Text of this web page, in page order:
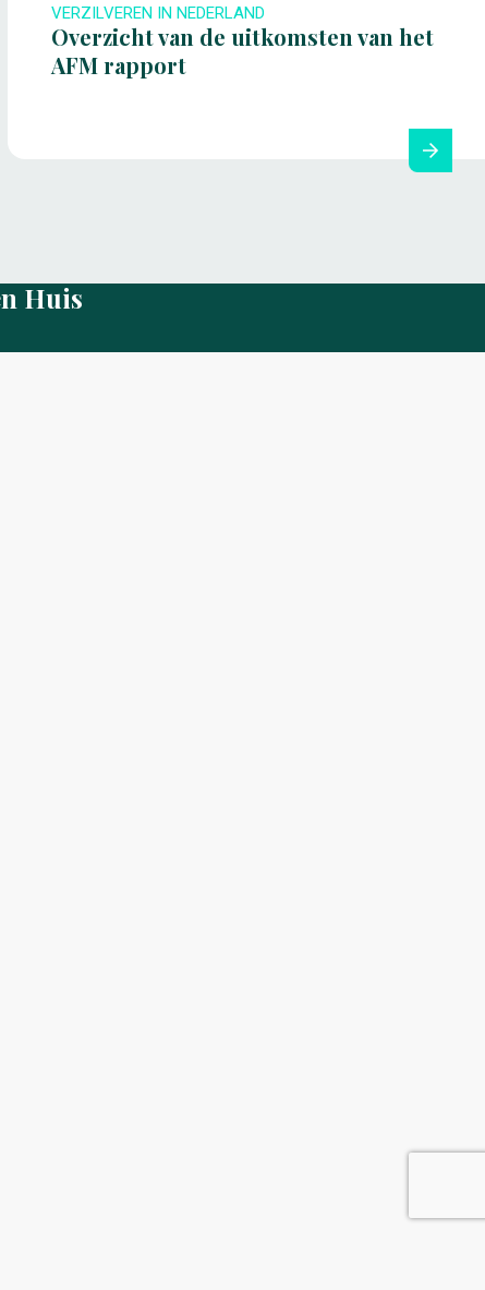
VERZILVEREN IN NEDERLAND
Overzicht van de uitkomsten van het
AFM rapport
Huis